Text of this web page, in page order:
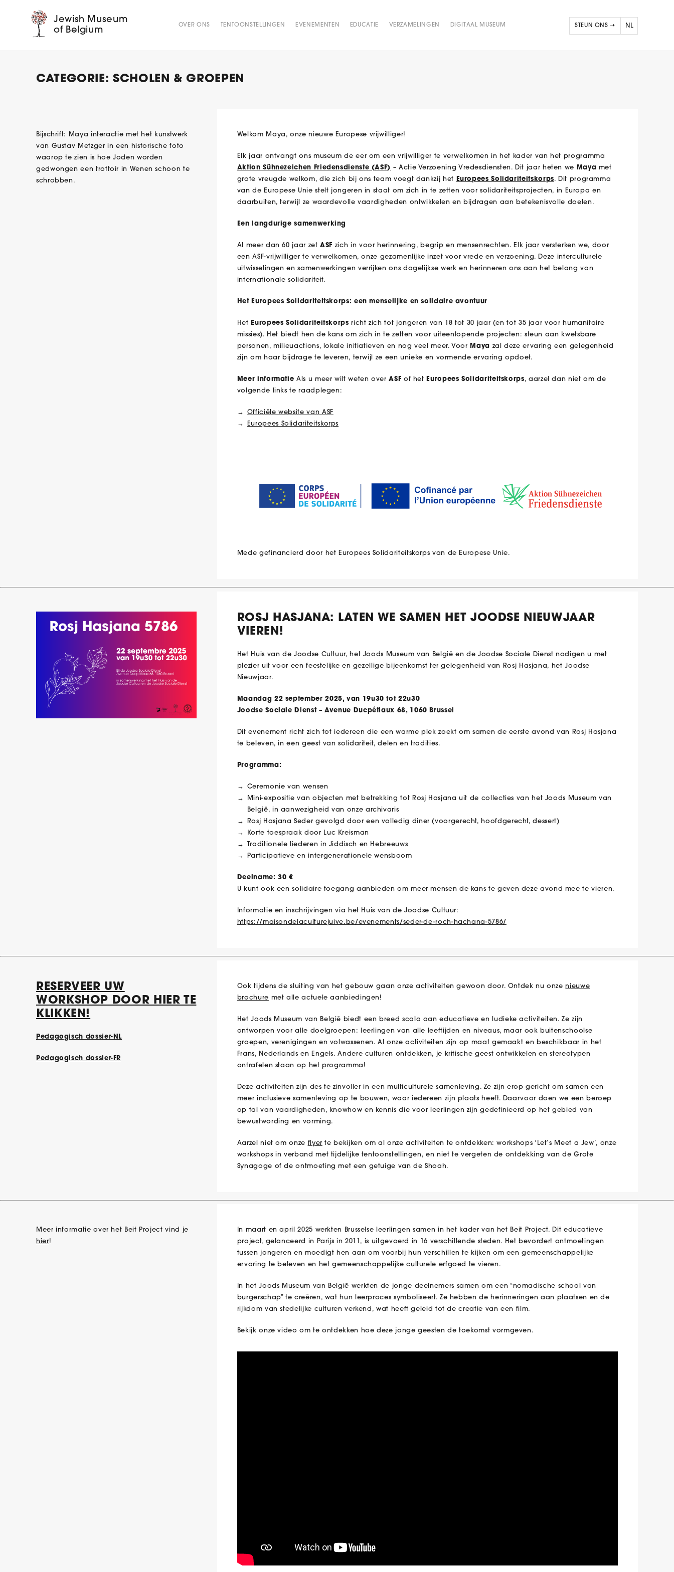
Jewish Museum
of Belgium
OVER ONS TENTOONSTELLINGEN EVENEMENTEN EDUCATIE VERZAMELINGEN DIGITAAL MUSEUM STEUN ONS ➝ NL
CATEGORIE: SCHOLEN & GROEPEN
Welkom Maya, onze nieuwe Europese vrijwilliger!
Elk jaar ontvangt ons museum de eer om een vrijwilliger te verwelkomen in het kader van het programma
Aktion Sühnezeichen Friedensdienste (ASF) – Actie Verzoening Vredesdiensten. Dit jaar heten we Maya met
grote vreugde welkom, die zich bij ons team voegt dankzij het
Europees Solidariteitskorps. Dit programma
van de Europese Unie stelt jongeren in staat om zich in te zetten voor solidariteitsprojecten, in Europa en
daarbuiten, terwijl ze waardevolle vaardigheden ontwikkelen en bijdragen aan betekenisvolle doelen.
Een langdurige samenwerking
Al meer dan 60 jaar zetASF zich in voor herinnering, begrip en mensenrechten. Elk jaar versterken we, door
een ASF-vrijwilliger te verwelkomen, onze gezamenlijke inzet voor vrede en verzoening. Deze interculturele
uitwisselingen en samenwerkingen verrijken ons dagelijkse werk en herinneren ons aan het belang van
internationale solidariteit.
Het Europees Solidariteitskorps: een menselijke en solidaire avontuur
Het Europees Solidariteitskorps richt zich tot jongeren van 18 tot 30 jaar (en tot 35 jaar voor humanitaire
missies). Het biedt hen de kans om zich in te zetten voor uiteenlopende projecten: steun aan kwetsbare
personen, milieuactions, lokale initiatieven en nog veel meer. Voor
Maya zal deze ervaring een gelegenheid
zijn om haar bijdrage te leveren, terwijl ze een unieke en vormende ervaring opdoet.
Meer informatie Als u meer wilt weten overASF of het Europees Solidariteitskorps, aarzel dan niet om de
volgende links te raadplegen:
Officiële website van ASF
Europees Solidariteitskorps
Mede gefinancierd door het Europees Solidariteitskorps van de Europese Unie.
Bijschrift: Maya interactie met het kunstwerk
van Gustav Metzger in een historische foto
waarop te zien is hoe Joden worden
gedwongen een trottoir in Wenen schoon te
schrobben.
ROSJ HASJANA: LATEN WE SAMEN HET JOODSE NIEUWJAAR
VIEREN!
Het Huis van de Joodse Cultuur, het Joods Museum van België en de Joodse Sociale Dienst nodigen u met
plezier uit voor een feestelijke en gezellige bijeenkomst ter gelegenheid van Rosj Hasjana, het Joodse
Nieuwjaar.
Maandag 22 september 2025, van 19u30 tot 22u30
Joodse Sociale Dienst – Avenue Ducpétiaux 68, 1060 Brussel
Dit evenement richt zich tot iedereen die een warme plek zoekt om samen de eerste avond van Rosj Hasjana
te beleven, in een geest van solidariteit, delen en tradities.
Programma:
Ceremonie van wensen
Mini-expositie van objecten met betrekking tot Rosj Hasjana uit de collecties van het Joods Museum van
België, in aanwezigheid van onze archivaris
Rosj Hasjana Seder gevolgd door een volledig diner (voorgerecht, hoofdgerecht, dessert)
Korte toespraak door Luc Kreisman
Traditionele liederen in Jiddisch en Hebreeuws
Participatieve en intergenerationele wensboom
Deelname: 30 €
U kunt ook een solidaire toegang aanbieden om meer mensen de kans te geven deze avond mee te vieren.
Informatie en inschrijvingen via het Huis van de Joodse Cultuur:
https://maisondelaculturejuive.be/evenements/seder-de-roch-hachana-5786/
Ook tijdens de sluiting van het gebouw gaan onze activiteiten gewoon door. Ontdek nu onzenieuwe
brochure met alle actuele aanbiedingen!
Het Joods Museum van België biedt een breed scala aan educatieve en ludieke activiteiten. Ze zijn
ontworpen voor alle doelgroepen: leerlingen van alle leeftijden en niveaus, maar ook buitenschoolse
groepen, verenigingen en volwassenen. Al onze activiteiten zijn op maat gemaakt en beschikbaar in het
Frans, Nederlands en Engels. Andere culturen ontdekken, je kritische geest ontwikkelen en stereotypen
ontrafelen staan op het programma!
Deze activiteiten zijn des te zinvoller in een multiculturele samenleving. Ze zijn erop gericht om samen een
meer inclusieve samenleving op te bouwen, waar iedereen zijn plaats heeft. Daarvoor doen we een beroep
op tal van vaardigheden, knowhow en kennis die voor leerlingen zijn gedefinieerd op het gebied van
bewustwording en vorming.
Aarzel niet om onze flyer te bekijken om al onze activiteiten te ontdekken: workshops ‘Let’s Meet a Jew’, onze
workshops in verband met tijdelijke tentoonstellingen, en niet te vergeten de ontdekking van de Grote
Synagoge of de ontmoeting met een getuige van de Shoah.
RESERVEER UW
WORKSHOP DOOR HIER TE
KLIKKEN!
Pedagogisch dossier-NL
Pedagogisch dossier-FR
In maart en april 2025 werkten Brusselse leerlingen samen in het kader van het Beit Project. Dit educatieve
project, gelanceerd in Parijs in 2011, is uitgevoerd in 16 verschillende steden. Het bevordert ontmoetingen
tussen jongeren en moedigt hen aan om voorbij hun verschillen te kijken om een gemeenschappelijke
ervaring te beleven en het gemeenschappelijke culturele erfgoed te vieren.
In het Joods Museum van België werkten de jonge deelnemers samen om een “nomadische school van
burgerschap” te creëren, wat hun leerproces symboliseert. Ze hebben de herinneringen aan plaatsen en de
rijkdom van stedelijke culturen verkend, wat heeft geleid tot de creatie van een film.
Bekijk onze video om te ontdekken hoe deze jonge geesten de toekomst vormgeven.
Meer informatie over het Beit Project vind je
hier!